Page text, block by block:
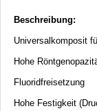
Beschreibung:
Universalkomposit
Hohe
Fluoridfreisetzung
Hohe Festigkeit